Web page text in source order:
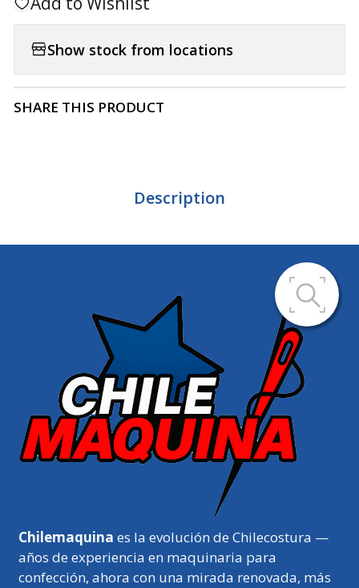
Show stock from locations
SHARE THIS PRODUCT
Description
Chilemaquina es la evolución de Chilecostura —
años de experiencia en maquinaria para
confección, ahora con una mirada renovada, más